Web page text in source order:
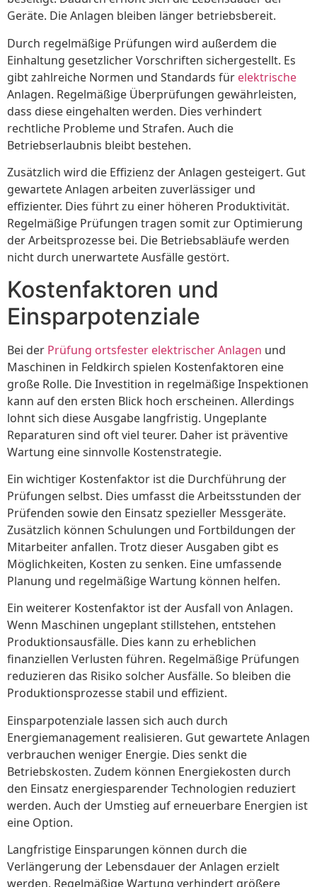
Geräte. Die Anlagen bleiben länger betriebsbereit.
Durch regelmäßige Prüfungen wird außerdem die
Einhaltung gesetzlicher Vorschriften sichergestellt. Es
gibt zahlreiche Normen und Standards für elektrische
Anlagen. Regelmäßige Überprüfungen gewährleisten,
dass diese eingehalten werden. Dies verhindert
rechtliche Probleme und Strafen. Auch die
Betriebserlaubnis bleibt bestehen.
Zusätzlich wird die Effizienz der Anlagen gesteigert. Gut
gewartete Anlagen arbeiten zuverlässiger und
effizienter. Dies führt zu einer höheren Produktivität.
Regelmäßige Prüfungen tragen somit zur Optimierung
der Arbeitsprozesse bei. Die Betriebsabläufe werden
nicht durch unerwartete Ausfälle gestört.
Kostenfaktoren und
Einsparpotenziale
Bei der Prüfung ortsfester elektrischer Anlagen und
Maschinen in Feldkirch spielen Kostenfaktoren eine
große Rolle. Die Investition in regelmäßige Inspektionen
kann auf den ersten Blick hoch erscheinen. Allerdings
lohnt sich diese Ausgabe langfristig. Ungeplante
Reparaturen sind oft viel teurer. Daher ist präventive
Wartung eine sinnvolle Kostenstrategie.
Ein wichtiger Kostenfaktor ist die Durchführung der
Prüfungen selbst. Dies umfasst die Arbeitsstunden der
Prüfenden sowie den Einsatz spezieller Messgeräte.
Zusätzlich können Schulungen und Fortbildungen der
Mitarbeiter anfallen. Trotz dieser Ausgaben gibt es
Möglichkeiten, Kosten zu senken. Eine umfassende
Planung und regelmäßige Wartung können helfen.
Ein weiterer Kostenfaktor ist der Ausfall von Anlagen.
Wenn Maschinen ungeplant stillstehen, entstehen
Produktionsausfälle. Dies kann zu erheblichen
finanziellen Verlusten führen. Regelmäßige Prüfungen
reduzieren das Risiko solcher Ausfälle. So bleiben die
Produktionsprozesse stabil und effizient.
Einsparpotenziale lassen sich auch durch
Energiemanagement realisieren. Gut gewartete Anlagen
verbrauchen weniger Energie. Dies senkt die
Betriebskosten. Zudem können Energiekosten durch
den Einsatz energiesparender Technologien reduziert
werden. Auch der Umstieg auf erneuerbare Energien ist
eine Option.
Langfristige Einsparungen können durch die
Verlängerung der Lebensdauer der Anlagen erzielt
werden. Regelmäßige Wartung verhindert größere